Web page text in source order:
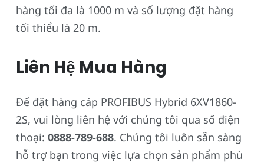
hàng tối đa là 1000 m và số lượng đặt hàng
tối thiểu là 20 m.
Liên Hệ Mua Hàng
Để đặt hàng cáp PROFIBUS Hybrid 6XV1860-
2S, vui lòng liên hệ với chúng tôi qua số điện
thoại: 0888-789-688. Chúng tôi luôn sẵn sàng
hỗ trợ bạn trong việc lựa chọn sản phẩm phù